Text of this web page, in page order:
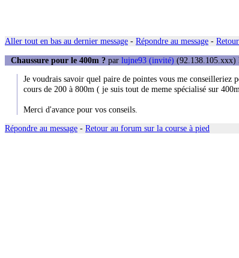
Aller tout en bas au dernier message - Répondre au message -
Chaussure pour le 400m ? par lujne93 (invité) (92.138.105.xxx)
Je voudrais savoir quel paire de pointes vous me conseilleriez
cours de 200 à 800m ( je suis tout de meme spécialisé sur
Merci d'avance pour vos conseils.
Répondre au message - Retour au forum sur la course à pied